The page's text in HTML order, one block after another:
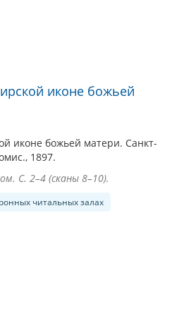
иконе божьей
иконе божьей матери. Санкт-
1897.
С. 2–4 (сканы 8–10).
читальных залах